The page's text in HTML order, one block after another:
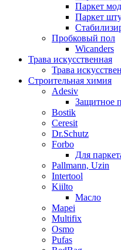
Паркет
Паркет
Пробковый пол
Wicanders
Трава искусственная
Трава
Строительная химия
Adesiv
Защитное
Bostik
Ceresit
Dr.Schutz
Forbo
Для
Pallmann, Uzin
Intertool
Kiilto
Масло
Mapei
Multifix
Osmo
Pufas